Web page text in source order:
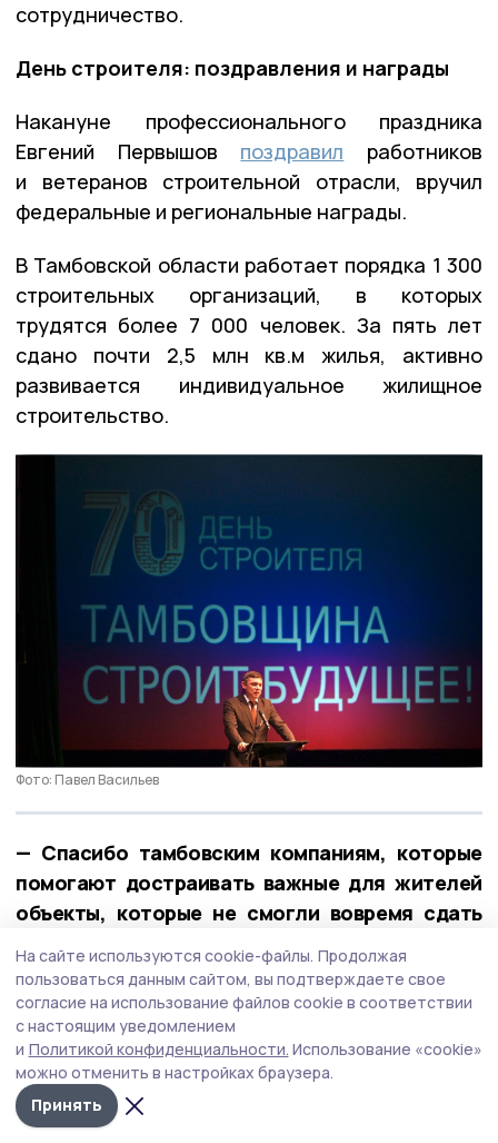
сотрудничество.
День строителя: поздравления и награды
Накануне профессионального праздника
Евгений Первышов поздравил работников
и ветеранов строительной отрасли, вручил
федеральные и региональные награды.
В Тамбовской области работает порядка 1 300
строительных организаций, в которых
трудятся более 7 000 человек. За пять лет
сдано почти 2,5 млн кв.м жилья, активно
развивается индивидуальное жилищное
строительство.
Фото: Павел Васильев
— Спасибо тамбовским компаниям, которые
помогают достраивать важные для жителей
объекты, которые не смогли вовремя сдать
настоящего профессионального
достоинства, — отметил губернатор.
Особые слова благодарности глава региона
выразил строителям, которые с первых дней
СВО помогают бойцам и оказывают шефскую
На сайте используются cookie-файлы. Продолжая
пользоваться данным сайтом, вы подтверждаете свое
согласие на использование файлов cookie в соответствии
с настоящим уведомлением
и Политикой конфиденциальности. Использование «cookie»
можно отменить в настройках браузера.
Принять